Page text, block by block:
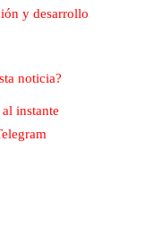
y desarrollo
noticia?
instante